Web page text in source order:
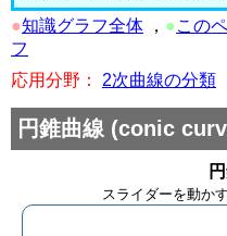
●知識グラフ全体 ， ● この
フ
応用分野：
2次曲線の分類
円錐曲線 (conic
スライダーを動か